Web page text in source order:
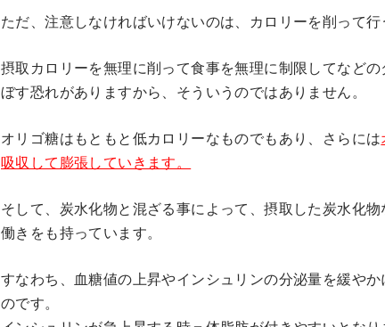
ただ、注意しなければいけないのは、カロリーを削って行
摂取カロリーを無理に削って食事を無理に制限してなど
ぼす恐れがありますから、そういうのではありません。
オリゴ糖はもともと低カロリーなものでもあり、さらには
吸収して膨張していきます。
そして、炭水化物と混ざる事によって、摂取した炭水化
働きをも持っています。
すなわち、血糖値の上昇やインシュリンの分泌量を緩や
のです。